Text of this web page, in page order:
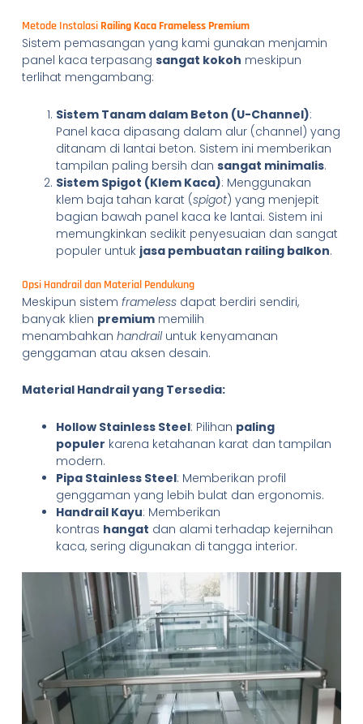
Metode InstalasiRailing Kaca Frameless Premium
Sistem pemasangan yang kami gunakan menjamin
panel kaca terpasang sangat kokoh meskipun
terlihat mengambang:
Sistem Tanam dalam Beton (U-Channel):
Panel kaca dipasang dalam alur (channel) yang
ditanam di lantai beton. Sistem ini memberikan
tampilan paling bersih dan sangat minimalis.
Sistem Spigot (Klem Kaca): Menggunakan
klem baja tahan karat (spigot) yang menjepit
bagian bawah panel kaca ke lantai. Sistem ini
memungkinkan sedikit penyesuaian dan sangat
populer untuk jasa pembuatan railing balkon.
Opsi Handrail dan Material Pendukung
Meskipun sistem framelessdapat berdiri sendiri,
banyak klien premiummemilih
menambahkan handrailuntuk kenyamanan
genggaman atau aksen desain.
Material Handrail yang Tersedia:
Hollow Stainless Steel: Pilihan paling
populer karena ketahanan karat dan tampilan
modern.
Pipa Stainless Steel: Memberikan profil
genggaman yang lebih bulat dan ergonomis.
Handrail Kayu: Memberikan
kontras hangat dan alami terhadap kejernihan
kaca, sering digunakan di tangga interior.